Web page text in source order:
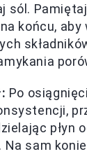
sól.
końcu, aby
Po
płyn
sam